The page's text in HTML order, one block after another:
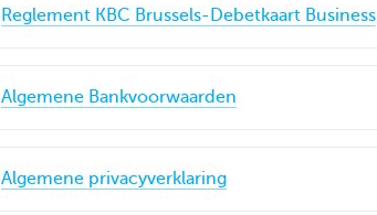
Reglement KBC Brussels-Debetkaart Business
Algemene Bankvoorwaarden
Algemene privacyverklaring